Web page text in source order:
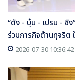
“ดัง - บุ๋น - เปรม - ซิ
ร่วมภารกิจต้านทุจริต
2026-07-30 10:36:42